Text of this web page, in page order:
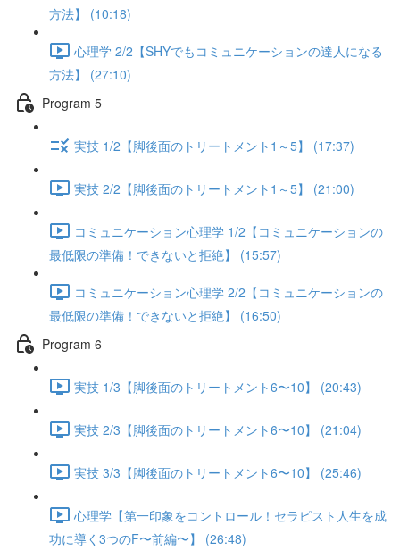
方法】 (10:18)
心理学 2/2【SHYでもコミュニケーションの達人になる
方法】 (27:10)
Program 5
実技 1/2【脚後面のトリートメント1～5】 (17:37)
実技 2/2【脚後面のトリートメント1～5】 (21:00)
コミュニケーション心理学 1/2【コミュニケーションの
最低限の準備！できないと拒絶】 (15:57)
コミュニケーション心理学 2/2【コミュニケーションの
最低限の準備！できないと拒絶】 (16:50)
Program 6
実技 1/3【脚後面のトリートメント6〜10】 (20:43)
実技 2/3【脚後面のトリートメント6〜10】 (21:04)
実技 3/3【脚後面のトリートメント6〜10】 (25:46)
心理学【第一印象をコントロール！セラピスト人生を成
功に導く3つのF〜前編〜】 (26:48)